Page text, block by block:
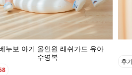
베누보 아기 수영모자 버킷햇